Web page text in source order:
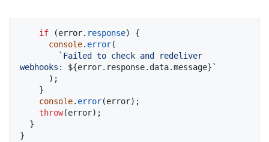
if (error. response) {
console. error(
`Failed to check and redeliver
webhooks: ${error.response.data.message} `
console. error(error);
throw(error);
}